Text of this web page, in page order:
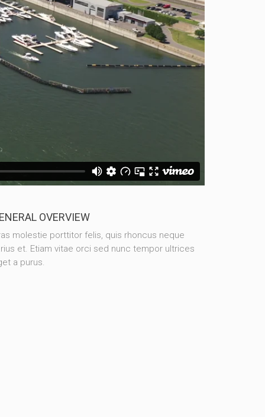
OVERVIEW
molestie porttitor felis, quis rhoncus neque
et. Etiam vitae orci sed nunc tempor ultrices
a purus.